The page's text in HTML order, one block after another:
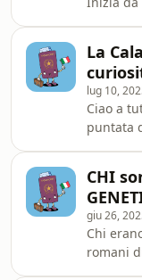
https://
questo
Diego
esperto
nuovo
La
lug 10,
Ciao a
puntata
di storia,
CHI
giu 26,
Chi
romani